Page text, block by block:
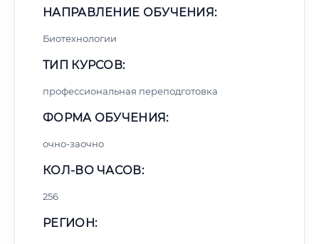
НАПРАВЛЕНИЕ ОБУЧЕНИЯ:
Биотехнологии
ТИП КУРСОВ:
профессиональная переподготовка
ФОРМА ОБУЧЕНИЯ:
очно-заочно
КОЛ-ВО ЧАСОВ:
256
РЕГИОН: